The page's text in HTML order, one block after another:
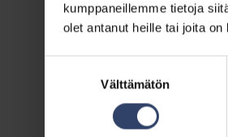
kumppaneillemme tietoja
olet antanut heille tai joita
Välttämätön
25 km marssi
42 km marssi
Kaikille
olevat wc-tilat on